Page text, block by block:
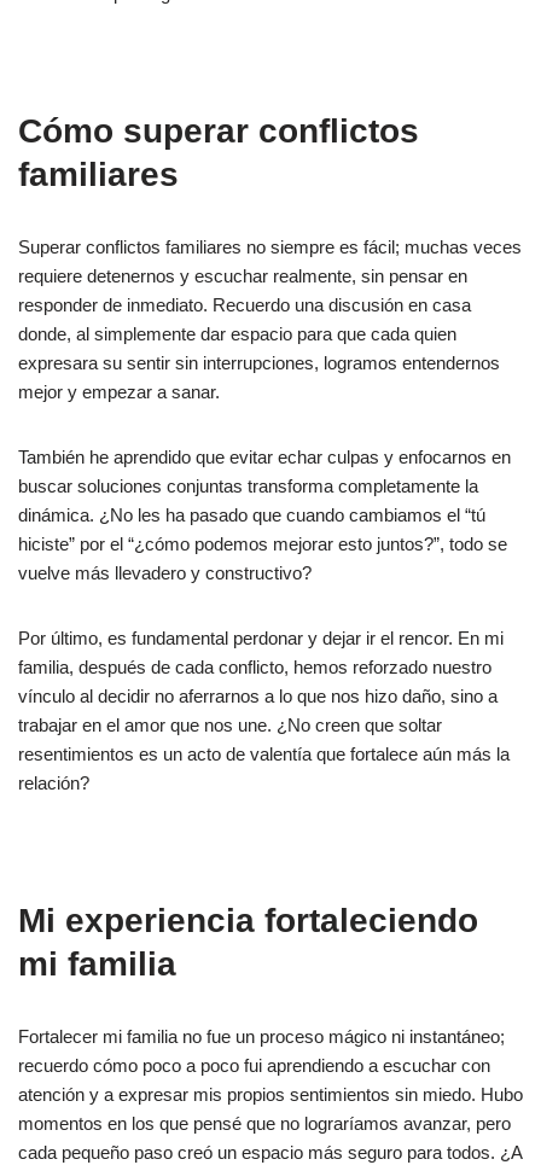
Cómo superar conflictos
familiares
Superar conflictos familiares no siempre es fácil; muchas veces
requiere detenernos y escuchar realmente, sin pensar en
responder de inmediato. Recuerdo una discusión en casa
donde, al simplemente dar espacio para que cada quien
expresara su sentir sin interrupciones, logramos entendernos
mejor y empezar a sanar.
También he aprendido que evitar echar culpas y enfocarnos en
buscar soluciones conjuntas transforma completamente la
dinámica. ¿No les ha pasado que cuando cambiamos el “tú
hiciste” por el “¿cómo podemos mejorar esto juntos?”, todo se
vuelve más llevadero y constructivo?
Por último, es fundamental perdonar y dejar ir el rencor. En mi
familia, después de cada conflicto, hemos reforzado nuestro
vínculo al decidir no aferrarnos a lo que nos hizo daño, sino a
trabajar en el amor que nos une. ¿No creen que soltar
resentimientos es un acto de valentía que fortalece aún más la
relación?
Mi experiencia fortaleciendo
mi familia
Fortalecer mi familia no fue un proceso mágico ni instantáneo;
recuerdo cómo poco a poco fui aprendiendo a escuchar con
atención y a expresar mis propios sentimientos sin miedo. Hubo
momentos en los que pensé que no lograríamos avanzar, pero
cada pequeño paso creó un espacio más seguro para todos. ¿A